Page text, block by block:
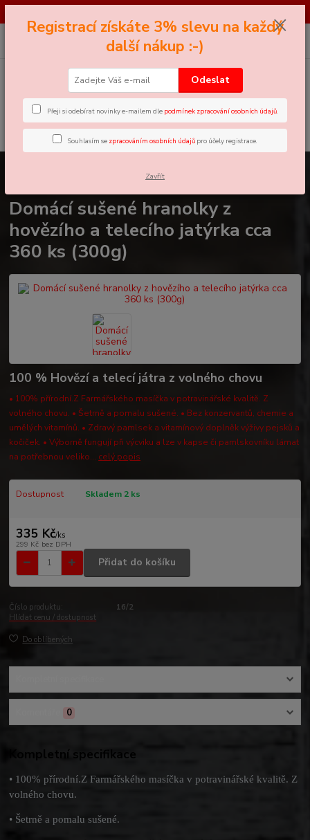
CZK
Hledat
+420 605 858 888
0
Domácí sušené hranolky z
hovězího a telecího jatýrka cca
360 ks (300g)
100 % Hovězí a telecí játra z volného chovu
• 100% přírodní.Z Farmářského masíčka v potravinářské kvalitě. Z
volného chovu. • Šetrně a pomalu sušené. • Bez konzervantů, chemie a
umělých vitamínů. • Zdravý pamlsek a vitamínový doplněk výživy pejsků a
kočiček. • Výborně fungují při výcviku a lze v kapse či pamlskovníku lámat
na potřebnou veliko... celý popis
Dostupnost Skladem 2 ks
335 Kč/ks
299 Kč bez DPH
Přidat do košíku
Číslo produktu:
16/2
Hlídat cenu / dostupnost
Do oblíbených
0
Kompletní specifikace
• 100% přírodní.Z Farmářského masíčka v potravinářské kvalitě. Z
volného chovu.
• Šetrně a pomalu sušené.
Registrací získáte 3% slevu na každý
další nákup :-)
Odeslat
Přeji si odebírat novinky e-mailem dle podmínek zpracování osobních údajů.
Souhlasím se zpracováním osobních údajů pro účely registrace.
Zavřít